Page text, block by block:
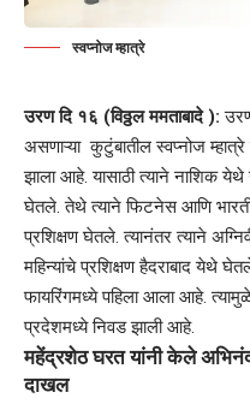
स्वप्नोज म्हात्रे
उरण दि १६ (विठ्ठल ममताबादे ):
असणाऱ्या कुटुंबातील स्वप्नोज
झाला आहे. यासाठी त्याने नाशिक
घेतले. तेथे त्याने फिटनेस आणि
प्रशिक्षण घेतले. त्यानंतर त्याने
महिन्यांचे प्रशिक्षण हैदराबाद येथे
फायरिंगमध्ये पहिला आला आहे.
प्रदेशमध्ये निवड झाली आहे.
महेंद्रशेठ घरत यांनी केले
दाखल